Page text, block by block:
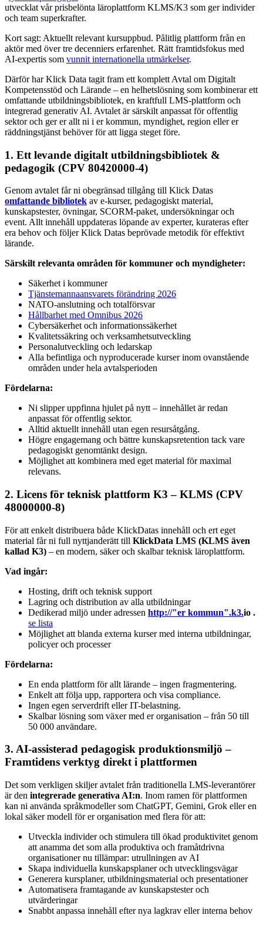
utvecklat vår prisbelönta läroplattform KLMS/K3 som ger individer
och team superkrafter.
Kort sagt: Aktuellt relevant kursuppbud. Pålitlig plattform från en
aktör med över tre decenniers erfarenhet. Rätt framtidsfokus med
AI-expertis som vunnit internationella utmärkelser.
Därför har Klick Data tagit fram ett komplett Avtal om Digitalt
Kompetensstöd och Lärande – en helhetslösning som kombinerar ett
omfattande utbildningsbibliotek, en kraftfull LMS-plattform och
integrerad generativ AI. Avtalet är särskilt anpassat för offentlig
sektor och ger er allt ni i er kommun, myndighet, region eller er
räddningstjänst behöver för att ligga steget före.
1. Ett levande digitalt utbildningsbibliotek &
pedagogik (CPV 80420000-4)
Genom avtalet får ni obegränsad tillgång till Klick Datas
omfattande bibliotek av e-kurser, pedagogiskt material,
kunskapstester, övningar, SCORM-paket, undersökningar och
event. Allt innehåll uppdateras löpande av experter, kurateras efter
era behov och följer Klick Datas beprövade metodik för effektivt
lärande.
Särskilt relevanta områden för kommuner och myndigheter:
Säkerhet i kommuner
Tjänstemannaansvarets förändring 2026
NATO-anslutning och totalförsvar
Hållbarhet med Omnibus 2026
Cybersäkerhet och informationssäkerhet
Kvalitetssäkring och verksamhetsutveckling
Personalutveckling och ledarskap
Alla befintliga och nyproducerade kurser inom ovanstående
områden under hela avtalsperioden
Fördelarna:
Ni slipper uppfinna hjulet på nytt – innehållet är redan
anpassat för offentlig sektor.
Alltid aktuellt innehåll utan egen resursåtgång.
Högre engagemang och bättre kunskapsretention tack vare
pedagogiskt genomtänkt design.
Möjlighet att kombinera med eget material för maximal
relevans.
2. Licens för teknisk plattform K3 – KLMS (CPV
48000000-8)
För att enkelt distribuera både KlickDatas innehåll och ert eget
material får ni full nyttjanderätt till KlickData LMS (KLMS även
kallad K3) – en modern, säker och skalbar teknisk läroplattform.
Vad ingår:
Hosting, drift och teknisk support
Lagring och distribution av alla utbildningar
Dedikerad miljö under adressen http://"er kommun".k3.io .
se lista
Möjlighet att blanda externa kurser med interna utbildningar,
policyer och processer
Fördelarna:
En enda plattform för allt lärande – ingen fragmentering.
Enkelt att följa upp, rapportera och visa compliance.
Ingen egen serverdrift eller IT-belastning.
Skalbar lösning som växer med er organisation – från 50 till
50 000 användare.
3. AI-assisterad pedagogisk produktionsmiljö –
Framtidens verktyg direkt i plattformen
Det som verkligen skiljer avtalet från traditionella LMS-leverantörer
är den integrerade generativa AI:n. Inom ramen för plattformen
kan ni använda språkmodeller som ChatGPT, Gemini, Grok eller en
lokal säker modell för er organisation med flera för att:
Utveckla individer och stimulera till ökad produktivitet genom
att anamma det som alla produktiva och framåtdrivna
organisationer nu tillämpar: utrullningen av AI
Skapa individuella kunskapsplaner och utvecklingsvägar
Generera kursplaner, utbildningsmaterial och presentationer
Automatisera framtagande av kunskapstester och
utvärderingar
Snabbt anpassa innehåll efter nya lagkrav eller interna behov